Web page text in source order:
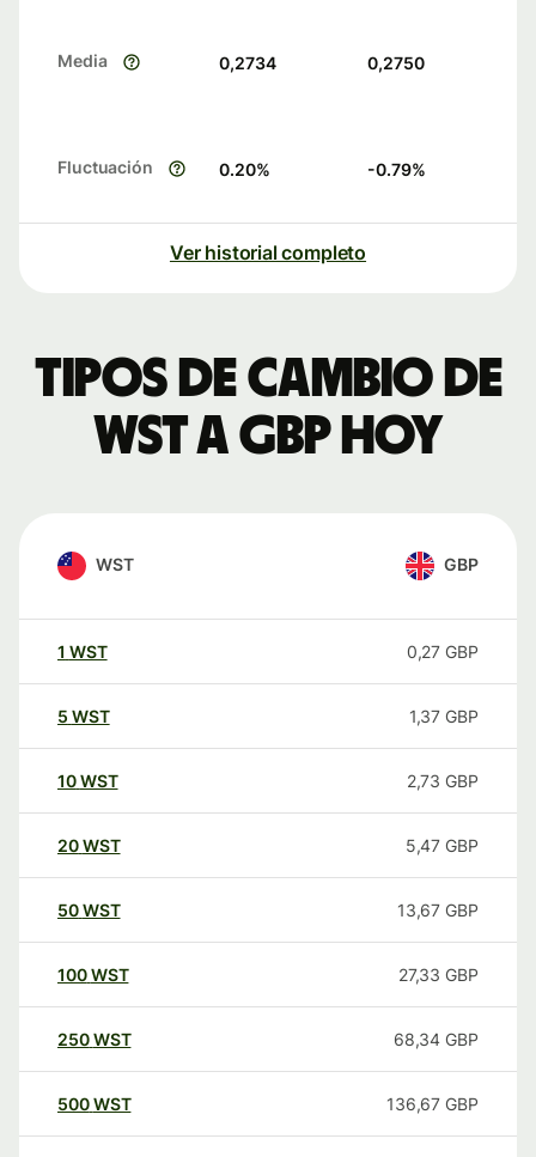
Media 0,2734 0,2750
Fluctuación 0.20% -0.79%
Ver historial completo
Tipos de cambio de
WST a GBP hoy
WST GBP
1 WST 0,27 GBP
5 WST 1,37 GBP
10WST 2,73 GBP
20WST 5,47 GBP
50WST 13,67 GBP
100WST 27,33 GBP
250WST 68,34 GBP
500WST 136,67 GBP